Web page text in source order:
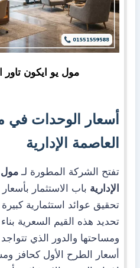
مول يو ايكون تاور
أسعار الوحدات في
العاصمة الإدارية
تفتح الشركة المطورة لـ مول
الإدارية باب الاستثمار
تحقيق عوائد استثمارية
تحديد هذه القيم السعرية
ومساحتها والدور الذي
أسعار الطرح الأول كحافز